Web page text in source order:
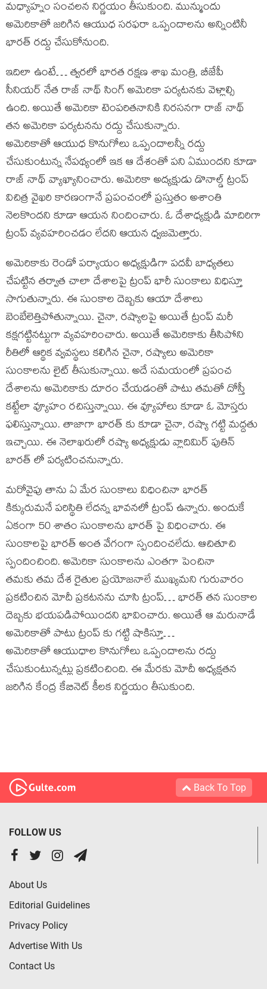
మధ్యాహ్నం సంచలన నిర్ణయం తీసుకుంది. మున్ముందు
అమెరికాతో జరిగిన ఆయుధ సరఫరా ఒప్పందాలను అన్నింటినీ
భారత్ రద్దు చేసుకోనుంది.
ఇదిలా ఉంటే… త్వరలో భారత రక్షణ శాఖ మంత్రి, బీజేపీ
సీనియర్ నేత రాజ్ నాథ్ సింగ్ అమెరికా పర్యటనకు వెళ్లాల్సి
ఉంది. అయితే అమెరికా టెంపరితనానికి నిరసనగా రాజ్ నాథ్
తన అమెరికా పర్యటనను రద్దు చేసుకున్నారు.
అమెరికాతో ఆయుధ కొనుగోలు ఒప్పందాలన్నీ రద్దు
చేసుకుంటున్న నేపథ్యంలో ఇక ఆ దేశంతో పని ఏముందని కూడా
రాజ్ నాథ్ వ్యాఖ్యానించారు. అమెరికా అద్యక్షుడు డొనాల్డ్ ట్రంప్
విచిత్ర వైఖరి కారణంగానే ప్రపంచంలో ప్రస్తుతం అశాంతి
నెలకొందని కూడా ఆయన నిందించారు. ఓ దేశాధ్యక్షుడి మాదిరిగా
ట్రంప్ వ్యవహరించడం లేదని ఆయన ధ్వజమెత్తారు.
అమెరికాకు రెండో పర్యాయం అధ్యక్షుడిగా పదవీ బాధ్యతలు
చేపట్టిన తర్వాత చాలా దేశాలపై ట్రంప్ భారీ సుంకాలు విధిస్తూ
సాగుతున్నారు. ఈ సుంకాల దెబ్బకు ఆయా దేశాలు
బెంబేలెత్తిపోతున్నాయి. చైనా, రష్యాలపై అయితే ట్రంప్ మరీ
కక్షగట్టినట్టుగా వ్యవహరించారు. అయితే అమెరికాకు తీసిపోని
రీతిలో ఆర్థిక వ్వవస్థలు కలిగిన చైనా, రష్యాలు అమెరికా
సుంకాలను లైట్ తీసుకున్నాయి. అదే సమయంలో ప్రపంచ
దేశాలను అమెరికాకు దూరం చేయడంతో పాటు తమతో దోస్తీ
కట్టేలా వ్యూహం రచిస్తున్నాయి. ఈ వ్యూహాలు కూడా ఓ మోస్తరు
ఫలిస్తున్నాయి. తాజాగా భారత్ కు కూడా చైనా, రష్యా గట్టి మద్దతు
ఇచ్చాయి. ఈ నెలాఖరులో రష్యా అధ్యక్షుడు వ్లాదిమిర్ పుతిన్
బారత్ లో పర్యటించనున్నారు.
మరోవైపు తాను ఏ మేర సుంకాలు విధించినా భారత్
కిక్కురుమనే పరిస్థితి లేదన్న భావనలో ట్రంప్ ఉన్నారు. అందుకే
ఏకంగా 50 శాతం సుంకాలను భారత్ పై విధించారు. ఈ
సుంకాలపై భారత్ అంత వేగంగా స్పందించలేదు. ఆచితూచి
స్పందించింది. అమెరికా సుంకాలను ఎంతగా పెంచినా
తమకు తమ దేశ రైతుల ప్రయోజనాలే ముఖ్యమని గురువారం
ప్రకటించిన మోదీ ప్రకటనను చూసి ట్రంప్… భారత్ తన సుంకాల
దెబ్బకు భయపడిపోయిందని భావించారు. అయితే ఆ మరునాడే
అమెరికాతో పాటు ట్రంప్ కు గట్టి షాకిస్తూ…
అమెరికాతో ఆయుధాల కొనుగోలు ఒప్పందాలను రద్దు
చేసుకుంటున్నట్లు ప్రకటించింది. ఈ మేరకు మోదీ అధ్యక్షతన
జరిగిన కేంద్ర కేబినెట్ కీలక నిర్ణయం తీసుకుంది.
Back To Top
FOLLOW US
About Us
Editorial Guidelines
Privacy Policy
Advertise With Us
Contact Us